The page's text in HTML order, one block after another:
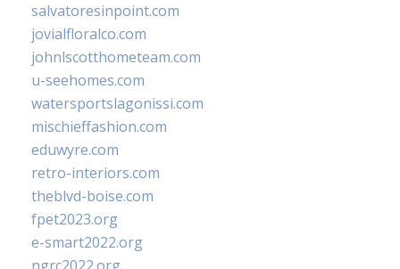
salvatoresinpoint.com
jovialfloralco.com
johnlscotthometeam.com
u-seehomes.com
watersportslagonissi.com
mischieffashion.com
eduwyre.com
retro-interiors.com
theblvd-boise.com
fpet2023.org
e-smart2022.org